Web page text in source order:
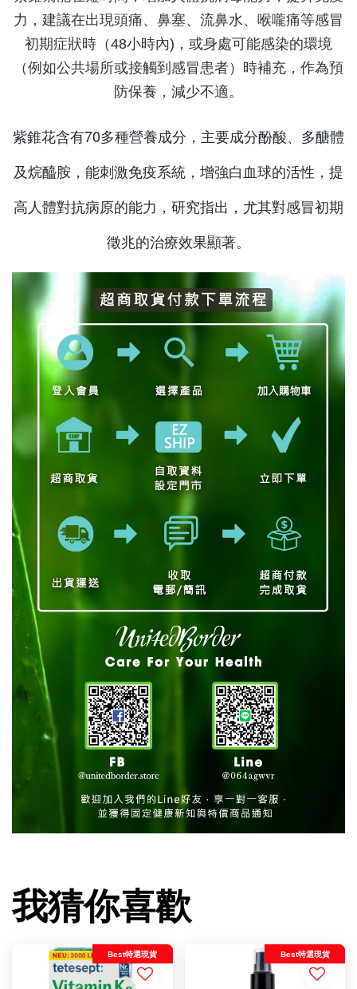
力，建議在出現頭痛、鼻塞、流鼻水、喉嚨痛等感冒
初期症狀時（48小時內)，或身處可能感染的環境
（例如公共場所或接觸到感冒患者）時補充，作為預
防保養，減少不適。
紫錐花含有70多種營養成分，主要成分酚酸、多醣體
及烷醯胺，能刺激免疫系統，增強白血球的活性，提
高人體對抗病原的能力，研究指出，尤其對感冒初期
徵兆的治療效果顯著。
我猜你喜歡
Best特選現貨 Best特選現貨